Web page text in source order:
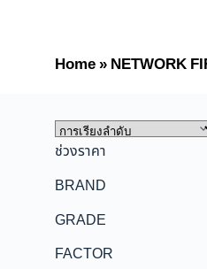
Home»NETWORK
ช่วงราคา
BRAND
GRADE
FACTOR